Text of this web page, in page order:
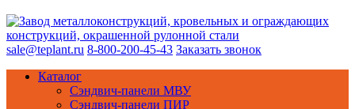
sale@teplant.ru 8-800-200-45-43 Заказать звонок
Каталог
Сэндвич-панели МВУ
Сэндвич-панели ПИР